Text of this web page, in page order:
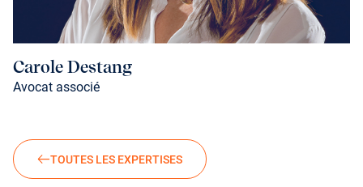
Carole Destang
Avocat associé
TOUTES LES EXPERTISES